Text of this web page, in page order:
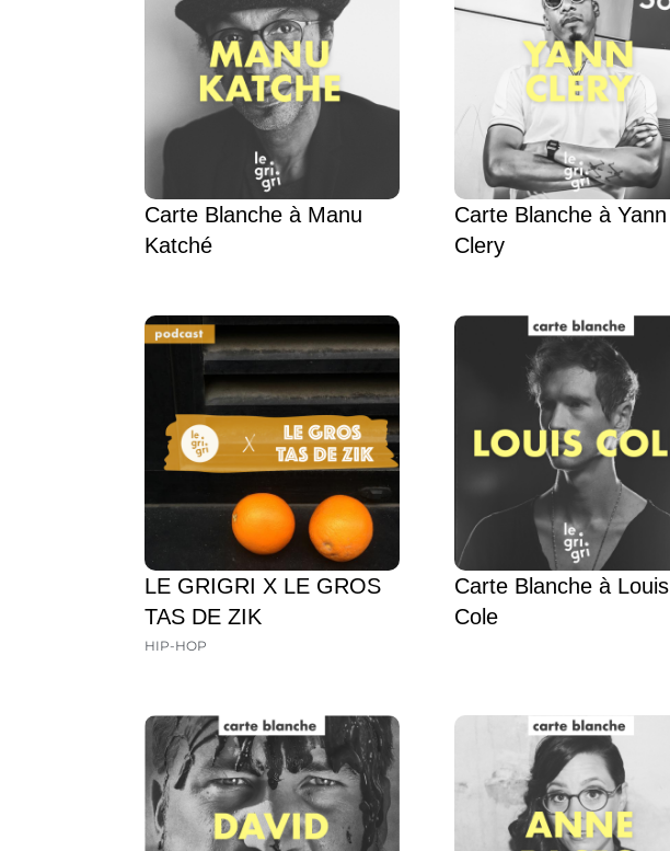
Carte Blanche à Manu
Katché
Carte Blanche à Yann
Clery
LE GRIGRI X LE GROS
TAS DE ZIK
HIP-HOP
Carte Blanche à Louis
Cole